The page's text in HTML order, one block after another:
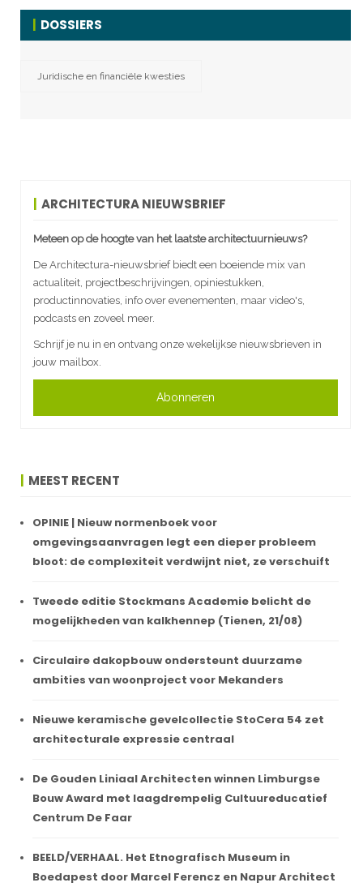
DOSSIERS
Juridische en financiële kwesties
ARCHITECTURA NIEUWSBRIEF
Meteen op de hoogte van het laatste architectuurnieuws?
De Architectura-nieuwsbrief biedt een boeiende mix van
actualiteit, projectbeschrijvingen, opiniestukken,
productinnovaties, info over evenementen, maar video's,
podcasts en zoveel meer.
Schrijf je nu in en ontvang onze wekelijkse nieuwsbrieven in
jouw mailbox.
Abonneren
MEEST RECENT
OPINIE | Nieuw normenboek voor
omgevingsaanvragen legt een dieper probleem
bloot: de complexiteit verdwijnt niet, ze verschuift
Tweede editie Stockmans Academie belicht de
mogelijkheden van kalkhennep (Tienen, 21/08)
Circulaire dakopbouw ondersteunt duurzame
ambities van woonproject voor Mekanders
Nieuwe keramische gevelcollectie StoCera 54 zet
architecturale expressie centraal
De Gouden Liniaal Architecten winnen Limburgse
Bouw Award met laagdrempelig Cultuureducatief
Centrum De Faar
BEELD/VERHAAL. Het Etnografisch Museum in
Boedapest door Marcel Ferencz en Napur Architect